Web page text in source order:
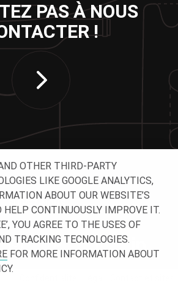
PAS À NOUS
!
OTHER THIRD-PARTY
LIKE GOOGLE ANALYTICS,
ABOUT OUR WEBSITE’S
HELP CONTINUOUSLY IMPROVE IT.
YOU AGREE TO THE USES OF
TRACKING TECNOLOGIES.
FOR MORE INFORMATION ABOUT